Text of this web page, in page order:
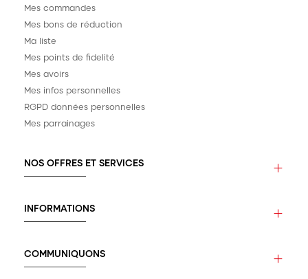
Mes commandes
Mes bons de réduction
Ma liste
Mes points de fidelité
Mes avoirs
Mes infos personnelles
RGPD données personnelles
Mes parrainages
NOS OFFRES ET SERVICES
INFORMATIONS
COMMUNIQUONS